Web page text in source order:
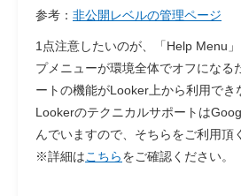
参考： 非公開レベルの管理ページ
1点注意したいのが、「Help Menu
プメニューが環境全体でオフになる
ートの機能がLooker上から利用でき
Lookerのテクニカルサポートは
んでいますので、そちらをご利用頂
※詳細はこちらをご確認ください。